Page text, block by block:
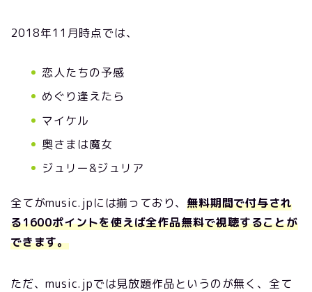
2018年11月時点では、
恋人たちの予感
めぐり逢えたら
マイケル
奥さまは魔女
ジュリー&ジュリア
全てがmusic.jpには揃っており、無料期間で付与され
る1600ポイントを使えば全作品無料で視聴することが
できます。
ただ、music.jpでは見放題作品というのが無く、全て